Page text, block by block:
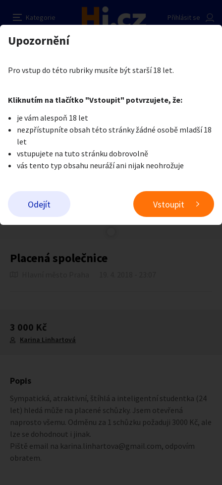
Kategorie
Přihlásit se
Auto-moto
Reality a bydlení Seznamka
Zvířata
Stroje a nářadí PC a elektro Sport a hobby
Sběratelství
Přidat inzerát
Erotika
Je nám líto, ale tenhle inzerát již není aktuální.
Placená společnice
3 000 Kč
Karina Linhartová
Popis
Sympatická, atraktivní, štíhlá a inteligentní studentka (24
let) hledá může na placené schůzky. Jsem otevřená
naprosto všemu. Odměnu za 1 schůzku požaduji 3000 Kč, ale
lze se dohodnout i jinak.
Piště email na karina.linhartova@gmail.com, odpovím
obratem.
Placená společnice
Prodávající
Pošlete uživateli zprávu
Nahlásit inzerát
Upozornění
Pro vstup do této rubriky musíte být starší 18 let.
Kliknutím na tlačítko "Vstoupit" potvrzujete, že:
je vám alespoň 18 let
nezpřístupníte obsah této stránky žádné osobě mladší 18
let
vstupujete na tuto stránku dobrovolně
vás tento typ obsahu neuráží ani nijak neohrožuje
Odejít Vstoupit